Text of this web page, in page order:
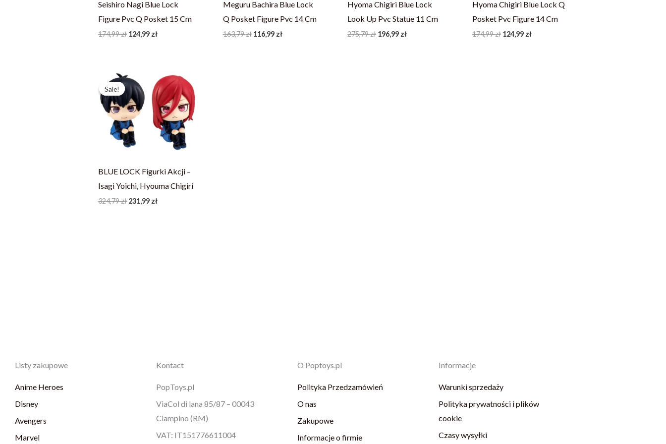
Seishiro Nagi Blue Lock
Figure Pvc Q Posket 15 Cm
174,99zł 124,99 zł
Meguru Bachira Blue Lock
Q Posket Figure Pvc 14 Cm
163,79zł 116,99 zł
Hyoma Chigiri Blue Lock
Look Up Pvc Statue 11 Cm
275,79zł 196,99 zł
Hyoma Chigiri Blue Lock Q
Posket Pvc Figure 14 Cm
174,99zł 124,99 zł
Sale!
Sale!
BLUE LOCK Figurki Akcji –
Isagi Yoichi, Hyouma Chigiri
324,79zł
Pierwotna
cena
wynosiła:
324,79 zł.
231,99 zł
Aktualna
cena
wynosi:
231,99 zł.
Listy zakupowe
Anime Heroes
Disney
Avengers
Marvel
Kontact
PopToys.pl
ViaCol di lana 85/87 – 00043
Ciampino (RM)
VAT: IT151776611004
O Poptoys.pl
Polityka Przedzamówień
O nas
Zakupowe
Informacje o firmie
Informacje
Warunki sprzedaży
Polityka prywatności i plików
cookie
Czasy wysyłki